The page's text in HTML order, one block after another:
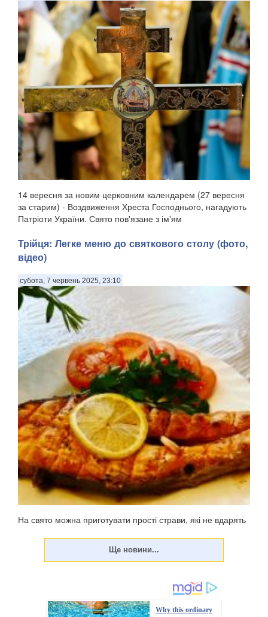
14 вересня за новим церковним календарем (27 вересня
за старим) - Воздвиження Хреста Господнього, нагадують
Патріоти України. Свято пов'язане з ім'ям
яка, згідно з церковним переказом, відшукала Хр...
Трійця: Легке меню до святкового столу (фото,
відео)
субота, 7 червень 2025, 23:10
На свято можна приготувати прості страви, які не вдарять
Трійця – 50-й день після Великодня (Воскресіння
Христове). Традиційно меню на Паску жирне, у ньому
Why this ordinary